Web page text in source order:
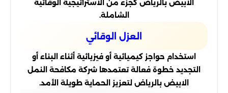
الابيض بالرياض كجزء من الاستراتيجية الوقائية
الشاملة.
العزل الوقائي
استخدام حواجز كيميائية أو فيزيائية أثناء البناء أو
التجديد خطوة فعالة تعتمدها شركة مكافحة النمل
الابيض بالرياض لتعزيز الحماية طويلة الأمد.